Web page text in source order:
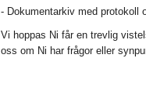
- Dokumentarkiv med protokoll
Vi hoppas Ni får en trevlig
oss om Ni har frågor eller